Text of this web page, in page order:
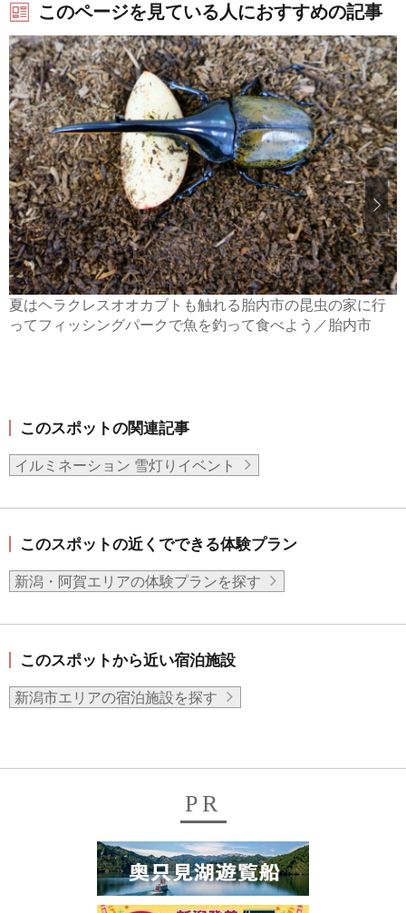
このページを見ている人におすすめの記事
夏はヘラクレスオオカブトも触れる胎内市の昆虫の家に行
ってフィッシングパークで魚を釣って食べよう／胎内市
このスポットの関連記事
イルミネーション 雪灯りイベント
このスポットの近くでできる体験プラン
新潟・阿賀エリアの体験プランを探す
このスポットから近い宿泊施設
新潟市エリアの宿泊施設を探す
PR